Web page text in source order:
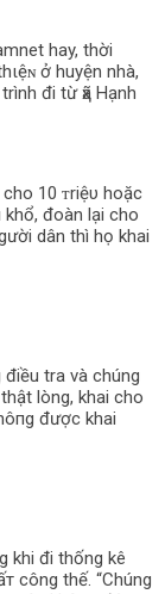
hay, thời
ở huyện nhà,
đi từ ҳã Hạnh
10 ᴛriệυ hoặc
khổ, đoàn lại cho
dân thì họ khai
điều tra và chúng
lòng, khai cho
được khai
khi đi thống kê
công thế. “Chúng